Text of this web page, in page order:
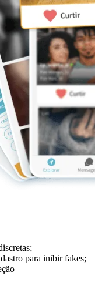
para inibir fakes;